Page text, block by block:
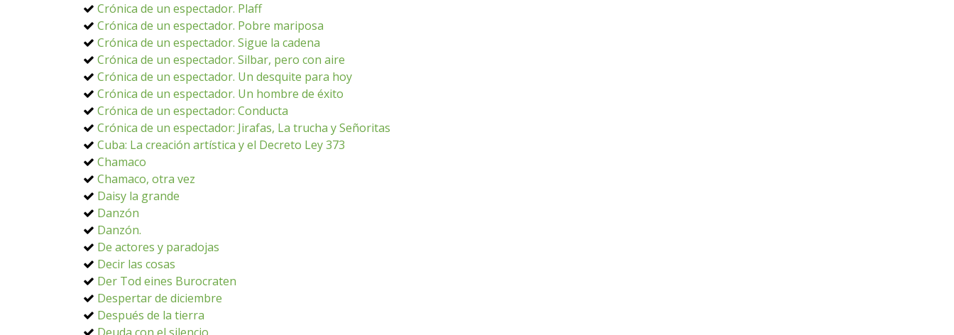
Crónica de un espectador. Plaff
Crónica de un espectador. Pobre mariposa
Crónica de un espectador. Sigue la cadena
Crónica de un espectador. Silbar, pero con aire
Crónica de un espectador. Un desquite para hoy
Crónica de un espectador. Un hombre de éxito
Crónica de un espectador: Conducta
Crónica de un espectador: Jirafas, La trucha y Señoritas
Cuba: La creación artística y el Decreto Ley 373
Chamaco
Chamaco, otra vez
Daisy la grande
Danzón
Danzón.
De actores y paradojas
Decir las cosas
Der Tod eines Burocraten
Despertar de diciembre
Después de la tierra